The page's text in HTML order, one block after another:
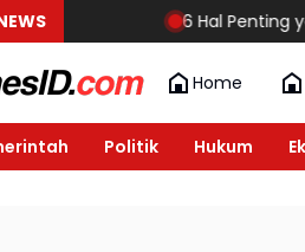
6 Hal Penting yang
Home
Politik Hukum